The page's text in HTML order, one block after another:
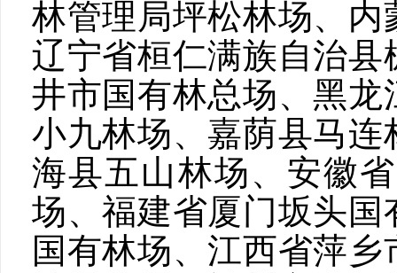
林管理局坪松林场、
辽宁省桓仁满族自治
井市国有林总场、黑
小九林场、嘉荫县马
海县五山林场、安徽
场、福建省厦门坂头
国有林场、江西省萍